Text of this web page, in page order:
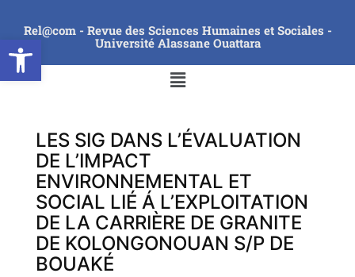
Ouvrir la barre d’outils
Rel@com - Revue des Sciences Humaines et Sociales -
Université Alassane Ouattara
LES SIG DANS L’ÉVALUATION
DE L’IMPACT
ENVIRONNEMENTAL ET
SOCIAL LIÉ Á L’EXPLOITATION
DE LA CARRIÈRE DE GRANITE
DE KOLONGONOUAN S/P DE
BOUAKÉ